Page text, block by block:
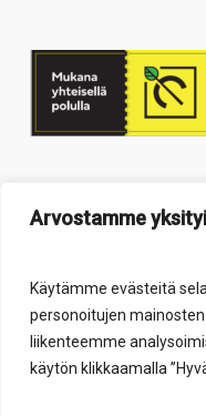
Arvostamme
Käytämme evästeitä
personoitujen
liikenteemme
käytön klikkaamalla